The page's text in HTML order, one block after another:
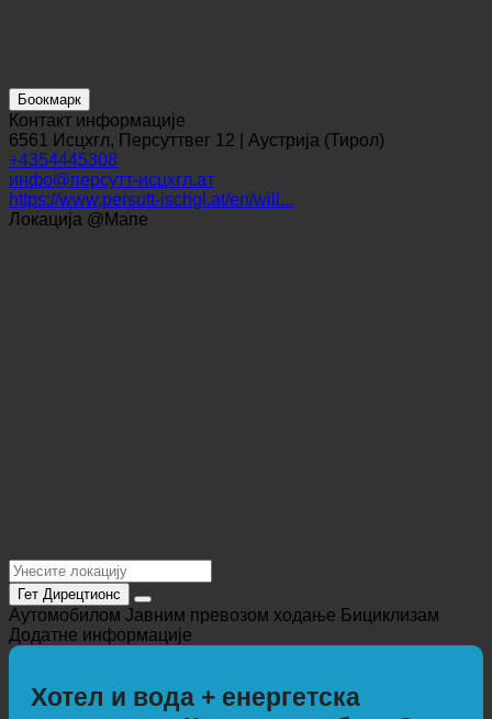
Боокмарк
Контакт информације
6561 Исцхгл, Персуттвег 12 | Аустрија (Тирол)
+4354445308
инфо@персутт-исцхгл.ат
Гет Дирецтионс
Додатне информације